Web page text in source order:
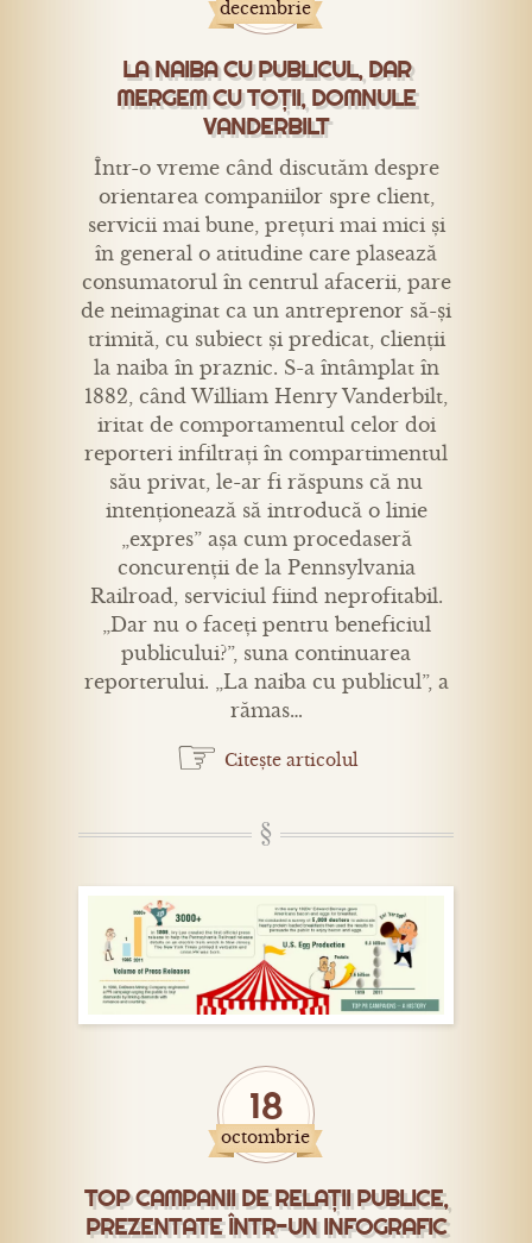
decembrie
LA NAIBA CU PUBLICUL, DAR
MERGEM CU TOȚII, DOMNULE
VANDERBILT
Într-o vreme când discutăm despre
orientarea companiilor spre client,
servicii mai bune, prețuri mai mici și
în general o atitudine care plasează
consumatorul în centrul afacerii, pare
de neimaginat ca un antreprenor să-și
trimită, cu subiect și predicat, clienții
la naiba în praznic. S-a întâmplat în
1882, când William Henry Vanderbilt,
iritat de comportamentul celor doi
reporteri infiltrați în compartimentul
său privat, le-ar fi răspuns că nu
intenționează să introducă o linie
„expres” așa cum procedaseră
concurenții de la Pennsylvania
Railroad, serviciul fiind neprofitabil.
„Dar nu o faceți pentru beneficiul
publicului?”, suna continuarea
reporterului. „La naiba cu publicul”, a
rămas…
☞ Citește articolul
18
octombrie
TOP CAMPANII DE RELAȚII PUBLICE,
PREZENTATE ÎNTR-UN INFOGRAFIC